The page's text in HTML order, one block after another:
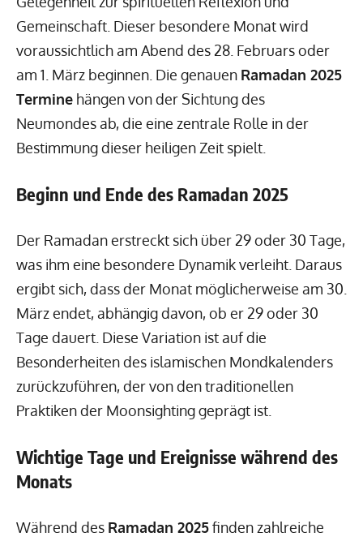
Gemeinschaft. Dieser besondere Monat wird
voraussichtlich am Abend des 28. Februars oder
am 1. März beginnen. Die genauen Ramadan 2025
Termine hängen von der Sichtung des
Neumondes ab, die eine zentrale Rolle in der
Bestimmung dieser heiligen Zeit spielt.
Beginn und Ende des Ramadan 2025
Der Ramadan erstreckt sich über 29 oder 30 Tage,
was ihm eine besondere Dynamik verleiht. Daraus
ergibt sich, dass der Monat möglicherweise am 30.
März endet, abhängig davon, ob er 29 oder 30
Tage dauert. Diese Variation ist auf die
Besonderheiten des islamischen Mondkalenders
zurückzuführen, der von den traditionellen
Praktiken der Moonsighting geprägt ist.
Wichtige Tage und Ereignisse während des
Monats
Während des Ramadan 2025finden zahlreiche